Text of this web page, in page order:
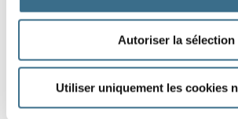
Autoriser la sélection
Utiliser uniquement les cookies